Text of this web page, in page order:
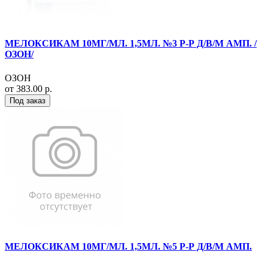
МЕЛОКСИКАМ 10МГ/МЛ. 1,5МЛ. №3 Р-Р Д/В/М АМП. /
ОЗОН/
ОЗОН
от 383.00 р.
Под заказ
МЕЛОКСИКАМ 10МГ/МЛ. 1,5МЛ. №5 Р-Р Д/В/М АМП.